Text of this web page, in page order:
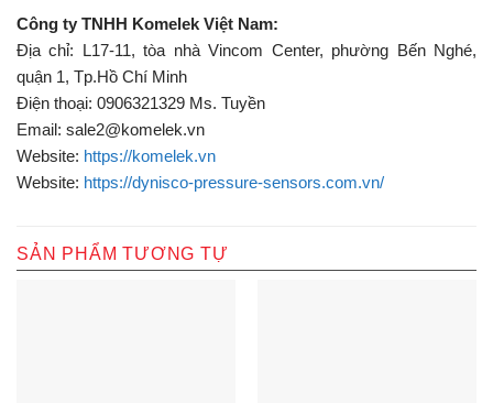
Công ty TNHH Komelek Việt Nam:
Địa chỉ: L17-11, tòa nhà Vincom Center, phường Bến Nghé,
quận 1, Tp.Hồ Chí Minh
Điện thoại: 0906321329 Ms. Tuyền
Email: sale2@komelek.vn
Website: https://komelek.vn
Website: https://dynisco-pressure-sensors.com.vn/
SẢN PHẨM TƯƠNG TỰ